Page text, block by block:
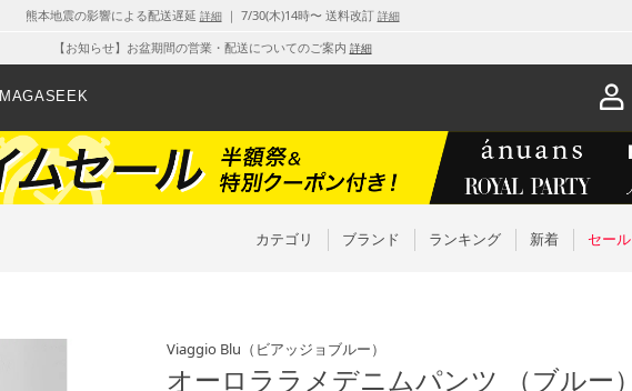
熊本地震の影響による配送遅延 詳細｜ 7/30(木)14時〜 送料改訂 詳細
【お知らせ】お盆期間の営業・配送についてのご案内 詳細
MAGASEEK
カテゴリ ブランド ランキング 新着 セール
Viaggio Blu （ビアッジョブルー）
オーロララメデニムパンツ （ブルー）